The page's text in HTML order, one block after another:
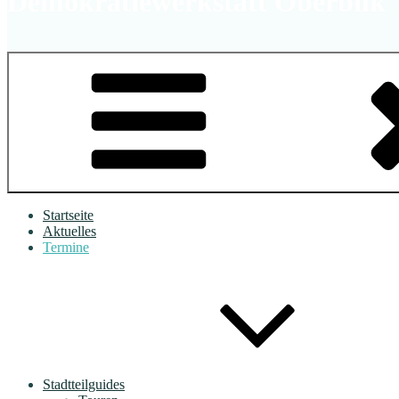
Startseite
Aktuelles
Termine
Stadtteilguides